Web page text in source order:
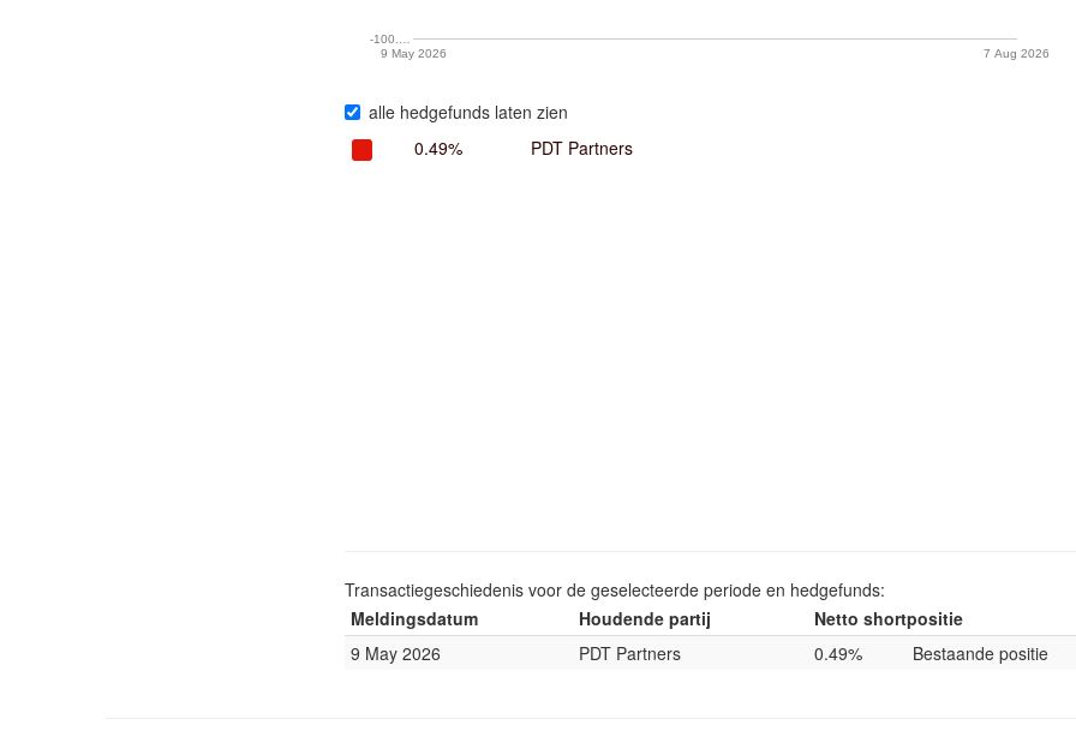
9 May 2026 7 Aug 2026
-100.…
alle hedgefunds laten zien
0.49%
PDT Partners
Transactiegeschiedenis voor de geselecteerde periode en hedgefunds:
Meldingsdatum
Houdende partij
Netto shortpositie
9 May 2026
PDT Partners 0.49% Bestaande positie